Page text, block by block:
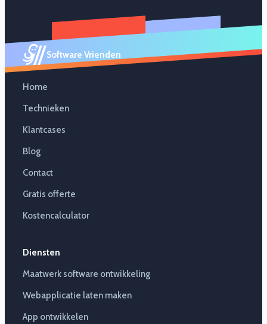
Software Vrienden
Home
Technieken
Klantcases
Blog
Contact
Gratis offerte
Kostencalculator
Diensten
Maatwerk software ontwikkeling
Webapplicatie laten maken
App ontwikkelen